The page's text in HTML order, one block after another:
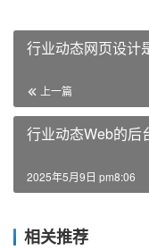
行业动态网页设计
上一篇
行业动态Web的后
2025年5月9日 pm8:06
相关推荐